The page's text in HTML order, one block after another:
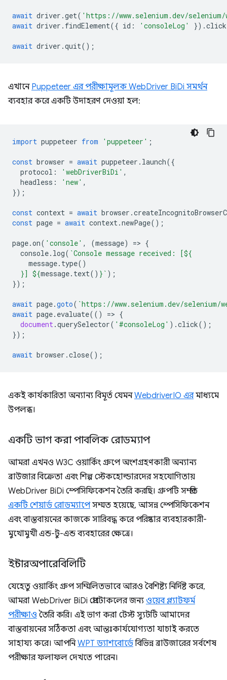
await driver .get( 'https://www.selenium.dev/
await driver . findElement({ id : 'consoleLog' }).click
await driver .quit();
এখানে Puppeteer এর পরীক্ষামূলক WebDriver BiDi সমর্থন
ব্যবহার করে একটি উদাহরণ দেওয়া হল:
import puppeteer from 'puppeteer' ;
const browser = await puppeteer . launch({
protocol : 'webDriverBiDi' ,
headless : 'new' ,
});
const context = await browser .
const page = await context.newPage();
page.on( 'console' , (message) => {
console. log( `Console message received: [${
message. type()
}] ${message. text() } ` );
});
await page.goto( `https://www.selenium.dev/selenium/
await page. evaluate(() => {
document.querySelector( '#consoleLog' ).click();
});
await browser .close();
একই কার্যকারিতা অন্যান্য বিমূর্ত যেমনWebdriverIO এরমাধ্যমে
উপলব্ধ।
একটি ভাগ করা পাবলিক রোডম্যাপ
আমরা এখনও W3C ওয়ার্কিং গ্রুপে অংশগ্রহণকারী অন্যান্য
ব্রাউজার বিক্রেতা এবং শিল্প স্টেকহোল্ডারদের সহযোগিতায়
WebDriver BiDi স্পেসিফিকেশন তৈরি করছি। গ্রুপটি সম্প্রতি
একটি শেয়ার্ড রোডম্যাপেসম্মত হয়েছে, আসন্ন স্পেসিফিকেশন
এবং বাস্তবায়নের কাজকে সারিবদ্ধ করে পরিষ্কার ব্যবহারকারী-
মুখোমুখী এন্ড-টু-এন্ড ব্যবহারের ক্ষেত্রে।
ইন্টারঅপারেবিলিটি
যেহেতু ওয়ার্কিং গ্রুপ সম্মিলিতভাবে আরও বৈশিষ্ট্য নির্দিষ্ট করে,
আমরা WebDriver BiDi প্রোটোকলের জন্য ওয়েব প্ল্যাটফর্ম
পরীক্ষাও তৈরি করি। এই ভাগ করা টেস্ট স্যুটটি আমাদের
বাস্তবায়নের সঠিকতা এবং আন্তঃকার্যযোগ্যতা যাচাই করতে
সাহায্য করে। আপনিWPT ড্যাশবোর্ডেবিভিন্ন ব্রাউজারের সর্বশেষ
পরীক্ষার ফলাফল দেখতে পারেন।